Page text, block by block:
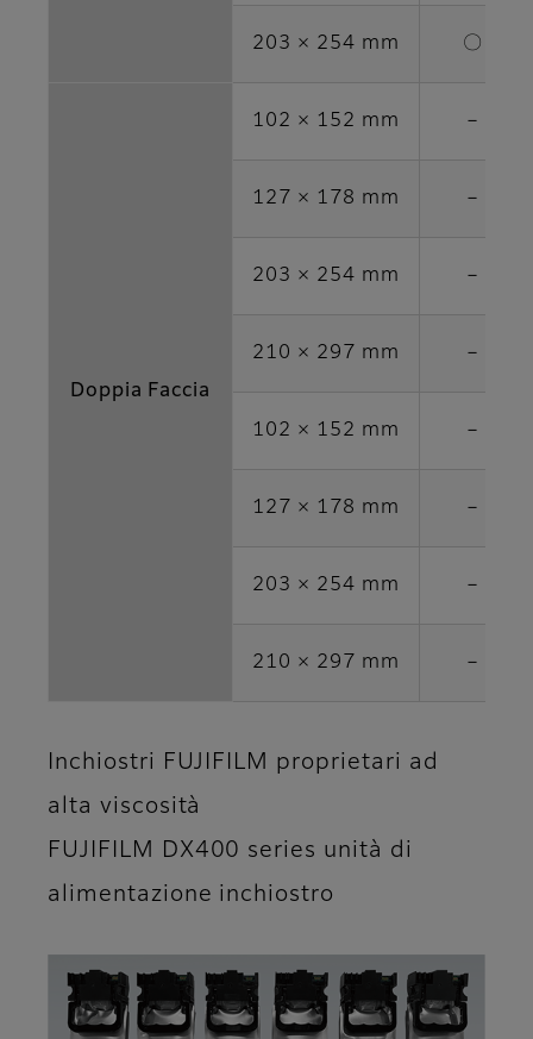
203 × 254 mm 〇
Doppia Faccia
102 × 152 mm －
127 × 178 mm －
203 × 254 mm －
210 × 297 mm －
102 × 152 mm －
127 × 178 mm －
203 × 254 mm －
210 × 297 mm －
Inchiostri FUJIFILM proprietari ad
alta viscosità
FUJIFILM DX400 series unità di
alimentazione inchiostro